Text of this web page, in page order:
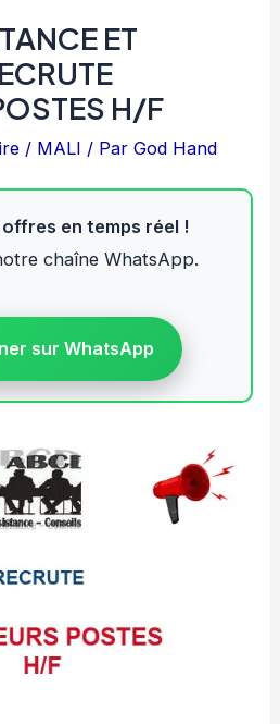
ET
H/F
/ MALI / ParGod Hand
en temps réel !
chaîne WhatsApp.
sur WhatsApp